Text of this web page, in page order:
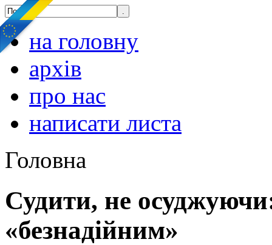
на головну
архів
про нас
написати листа
Головна
Судити, не
«безнадійним»